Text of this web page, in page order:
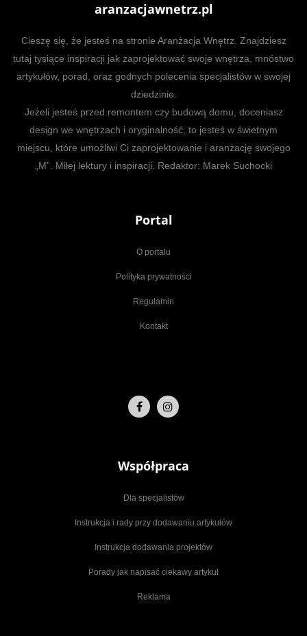
aranzacjawnetrz.pl
Cieszę się, że jesteś na stronie Aranżacja Wnętrz. Znajdziesz
tutaj tysiące inspiracji jak zaprojektować swoje wnętrza, mnóstwo
artykułów, porad, oraz godnych polecenia specjalistów w swojej
dziedzinie.
Jeżeli jesteś przed remontem czy budową domu, doceniasz
design we wnętrzach i oryginalność, to jesteś w świetnym
miejscu, które umożliwi Ci zaprojektowanie i aranżację swojego
„M”. Miłej lektury i inspiracji. Redaktor: Marek Suchocki
Portal
O portalu
Polityka prywatności
Regulamin
Kontakt
Współpraca
Dla specjalistów
Instrukcja i rady przy dodawaniu artykułów
Instrukcja dodawania projektów
Porady jak napisać ciekawy artykuł
Reklama